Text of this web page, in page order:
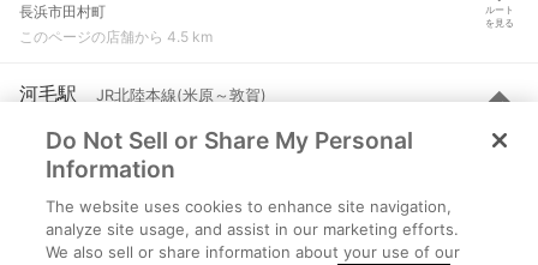
長浜市田村町
このページの店舗から 4.5 km
ルート
を見る
河毛駅 JR北陸本線(米原～敦賀)
滋賀県長浜市湖北町山脇560
このページの店舗から 6.7 km
ルート
を見る
坂田駅 JR北陸本線(米原～敦賀)
米原市宇賀野
Do Not Sell or Share My Personal
Information
The website uses cookies to enhance site navigation,
analyze site usage, and assist in our marketing efforts.
We also sell or share information about your use of our